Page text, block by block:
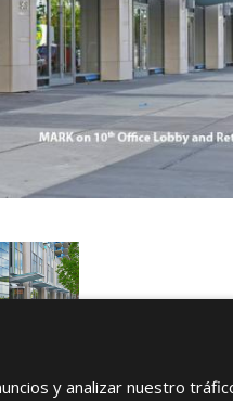
y analizar nuestro